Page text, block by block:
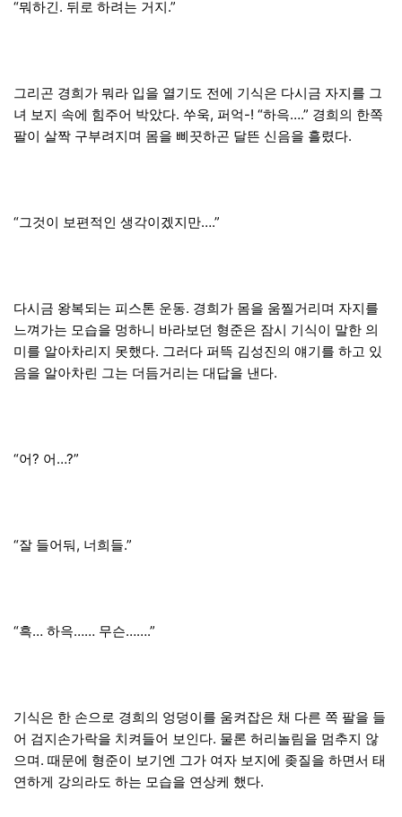
“뭐하긴. 뒤로 하려는 거지.”
그리곤 경희가 뭐라 입을 열기도 전에 기식은 다시금 자지를 그
녀 보지 속에 힘주어 박았다. 쑤욱, 퍼억-! “하윽….” 경희의 한쪽
팔이 살짝 구부려지며 몸을 삐끗하곤 달뜬 신음을 흘렸다.
“그것이 보편적인 생각이겠지만….”
다시금 왕복되는 피스톤 운동. 경희가 몸을 움찔거리며 자지를
느껴가는 모습을 멍하니 바라보던 형준은 잠시 기식이 말한 의
미를 알아차리지 못했다. 그러다 퍼뜩 김성진의 얘기를 하고 있
음을 알아차린 그는 더듬거리는 대답을 낸다.
“어? 어…?”
“잘 들어둬, 너희들.”
“흑… 하윽…… 무슨…….”
기식은 한 손으로 경희의 엉덩이를 움켜잡은 채 다른 쪽 팔을 들
어 검지손가락을 치켜들어 보인다. 물론 허리놀림을 멈추지 않
으며. 때문에 형준이 보기엔 그가 여자 보지에 좆질을 하면서 태
연하게 강의라도 하는 모습을 연상케 했다.